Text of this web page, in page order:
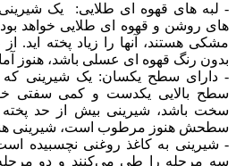
- لبه های قهوه ای طلایی: یک شیرینی
های روشن و قهوه ای طلایی خواهد بود.
مشکی هستند، آنها را زیاد پخته اید.
بدون رنگ قهوه ای عسلی باشد، هنوز
- دارای سطح یکسان: یک شیرینی که
سطح بالایی یکدست و کمی سفتی
سخت باشد، شیرینی بیش از حد پخته
سطحش هنوز مرطوب است، شیرینی
- شیرینی به کاغذ روغنی نچسبیده
سه مرحله را طی می‌کنند و دو